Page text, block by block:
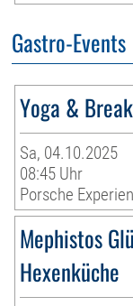
Gastro-Events
Yoga &
Sa, 04.10.2025
08:45 Uhr
Porsche
Mephistos
Hexenküche